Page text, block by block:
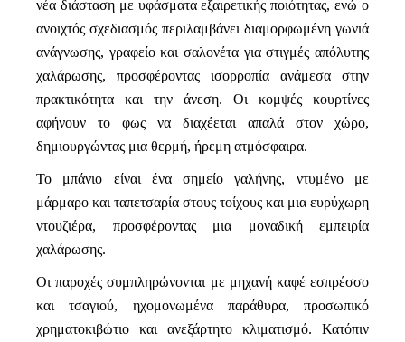
νέα διάσταση με υφάσματα εξαιρετικής ποιότητας, ενώ ο
ανοιχτός σχεδιασμός περιλαμβάνει διαμορφωμένη γωνιά
ανάγνωσης, γραφείο και σαλονέτα για στιγμές απόλυτης
χαλάρωσης, προσφέροντας ισορροπία ανάμεσα στην
πρακτικότητα και την άνεση. Οι κομψές κουρτίνες
αφήνουν το φως να διαχέεται απαλά στον χώρο,
δημιουργώντας μια θερμή, ήρεμη ατμόσφαιρα.
Το μπάνιο είναι ένα σημείο γαλήνης, ντυμένο με
μάρμαρο και ταπετσαρία στους τοίχους και μια ευρύχωρη
ντουζιέρα, προσφέροντας μια μοναδική εμπειρία
χαλάρωσης.
Οι παροχές συμπληρώνονται με μηχανή καφέ εσπρέσσο
και τσαγιού, ηχομονωμένα παράθυρα, προσωπικό
χρηματοκιβώτιο και ανεξάρτητο κλιματισμό. Κατόπιν